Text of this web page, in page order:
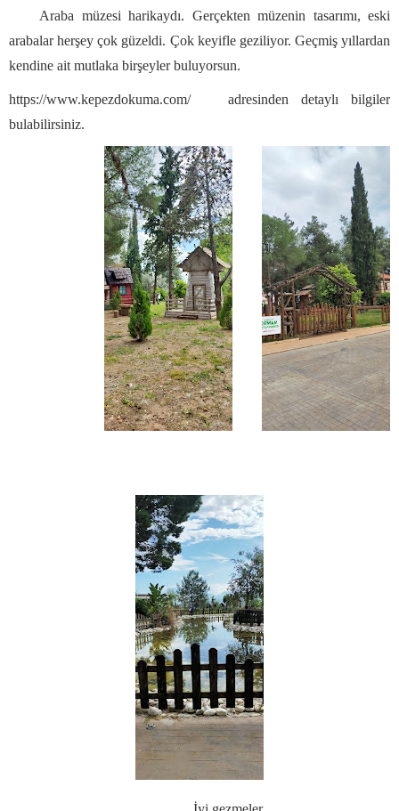
Araba müzesi harikaydı. Gerçekten müzenin tasarımı, eski
arabalar herşey çok güzeldi. Çok keyifle geziliyor. Geçmiş yıllardan
kendine ait mutlaka birşeyler buluyorsun.
https://www.kepezdokuma.com/ adresinden detaylı bilgiler
bulabilirsiniz.